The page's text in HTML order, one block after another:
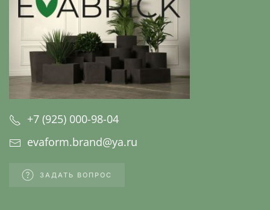
+7 (925) 000-98-04
evaform.brand@ya.ru
ЗАДАТЬ ВОПРОС